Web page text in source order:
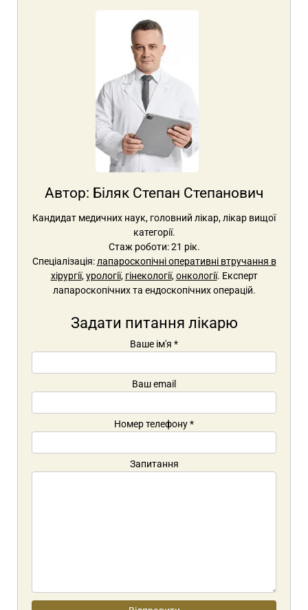
Автор: Біляк Степан Степанович
Кандидат медичних наук, головний лікар, лікар вищої
категорії.
Стаж роботи: 21 рік.
Спеціалізація:лапароскопічні оперативні втручання в
хірургії,урології, гінекології,онкології. Експерт
лапароскопічних та ендоскопічних операцій.
Задати питання лікарю
Ваше ім'я *
Ваш email
Номер телефону*
Запитання